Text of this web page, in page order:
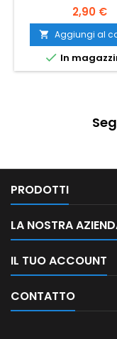
2,90 €
 Aggiungi al
 In
PRODOTTI
LA NOSTRA
IL TUO ACCOUNT
CONTATTO